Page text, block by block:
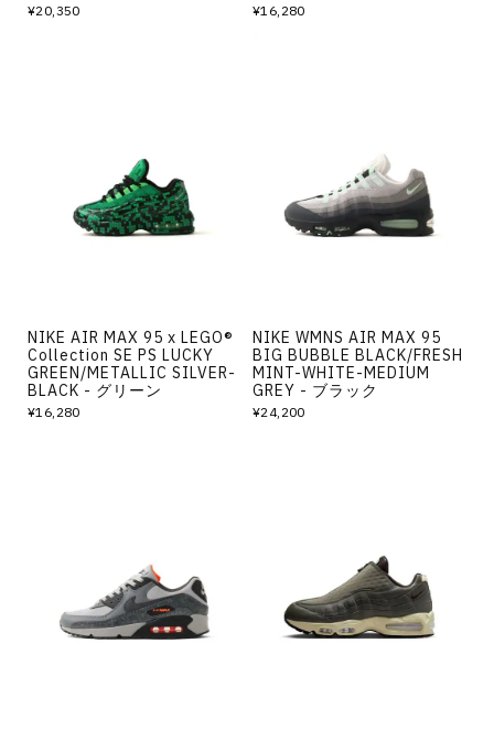
¥20,350 ¥16,280
NIKE AIR MAX 95 x LEGO®
Collection SE PS LUCKY
GREEN/METALLIC SILVER-
BLACK - グリーン
¥16,280
NIKE WMNS AIR MAX 95
BIG BUBBLE BLACK/FRESH
MINT-WHITE-MEDIUM
GREY - ブラック
¥24,200